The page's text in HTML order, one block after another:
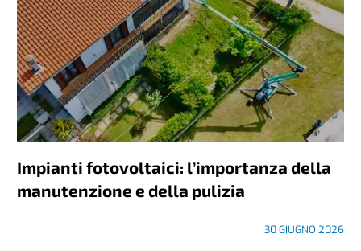
Impianti fotovoltaici: l’importanza della
manutenzione e della pulizia
30 GIUGNO 2026